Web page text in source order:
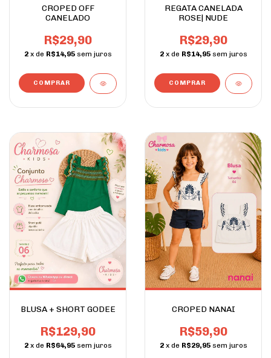
CROPED OFF
CANELADO
R$29,90
2 x de R$14,95 sem juros
COMPRAR
REGATA CANELADA
ROSE| NUDE
R$29,90
2 x de R$14,95 sem juros
COMPRAR
BLUSA + SHORT GODEE
R$129,90
2 x de R$64,95 sem juros
CROPED NANAI
R$59,90
2 x de R$29,95 sem juros